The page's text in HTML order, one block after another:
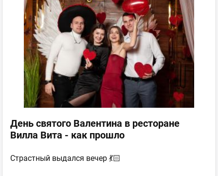
День святого Валентина в ресторане
Вилла Вита - как прошло
Страстный выдался вечер 💃🏻